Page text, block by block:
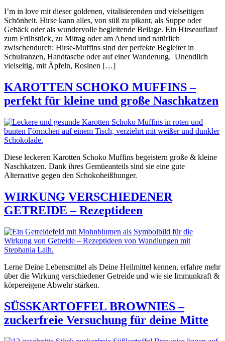
I’m in love mit dieser goldenen, vitalisierenden und vielseitigen
Schönheit. Hirse kann alles, von süß zu pikant, als Suppe oder
Gebäck oder als wundervolle begleitende Beilage. Ein Hirseauflauf
zum Frühstück, zu Mittag oder am Abend und natürlich
zwischendurch: Hirse-Muffins sind der perfekte Begleiter in
Schulranzen, Handtasche oder auf einer Wanderung. Unendlich
vielseitig, mit Äpfeln, Rosinen […]
KAROTTEN SCHOKO MUFFINS –
perfekt für kleine und große Naschkatzen
Diese leckeren Karotten Schoko Muffins begeistern große & kleine
Naschkatzen. Dank ihres Gemüeanteils sind sie eine gute
Alternative gegen den Schokoheißhunger.
WIRKUNG VERSCHIEDENER
GETREIDE – Rezeptideen
Lerne Deine Lebensmittel als Deine Heilmittel kennen, erfahre mehr
über die Wirkung verschiedener Getreide und wie sie Immunkraft &
körpereigene Abwehr stärken.
SÜSSKARTOFFEL BROWNIES –
zuckerfreie Versuchung für deine Mitte